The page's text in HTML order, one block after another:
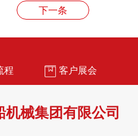
下一条
程 客户展会
械集团有限公司